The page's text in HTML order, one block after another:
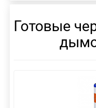
Готовые